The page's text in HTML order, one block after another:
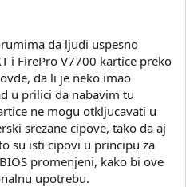
da ljudi uspesno
i FirePro V7700 kartice preko
da li je neko imao
u prilici da nabavim tu
ne mogu otkljucavati u
srezane cipove, tako da aj
su isti cipovi u principu za
promenjeni, kako bi ove
upotrebu.